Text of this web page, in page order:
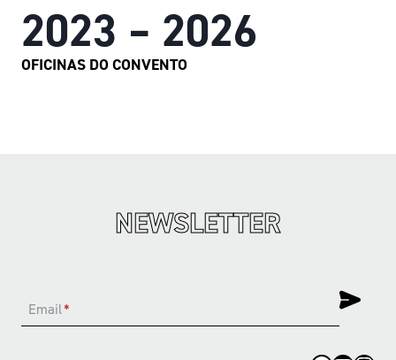
2023 – 2026
OFICINAS DO CONVENTO
NEWSLETTER
Email*